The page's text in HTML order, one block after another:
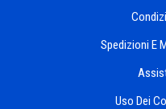
Spedizioni E
Uso Dei